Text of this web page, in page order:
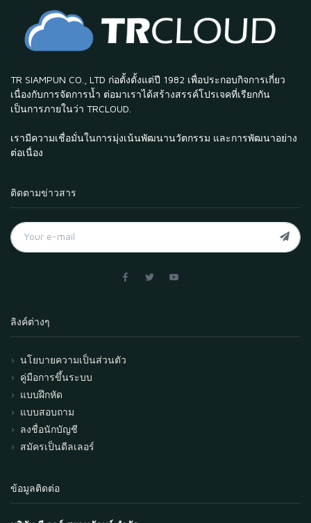
TR SIAMPUN CO., LTD ก่อตั้งตั้งแต่ปี 1982 เพื่อประกอบกิจการเกี่ยว
เนื่องกับการจัดการน้ำ ต่อมาเราได้สร้างสรรค์โปรเจคที่เรียกกัน
เป็นการภายในว่า TRCLOUD.
เรามีความเชื่อมั่นในการมุ่งเน้นพัฒนานวัตกรรม และการพัฒนาอย่าง
ต่อเนื่อง
ติดตามข่าวสาร
ลิงค์ต่างๆ
นโยบายความเป็นส่วนตัว
คู่มือการขึ้นระบบ
แบบฝึกหัด
แบบสอบถาม
ลงชื่อนักบัญชี
สมัครเป็นดีลเลอร์
ข้อมูลติดต่อ